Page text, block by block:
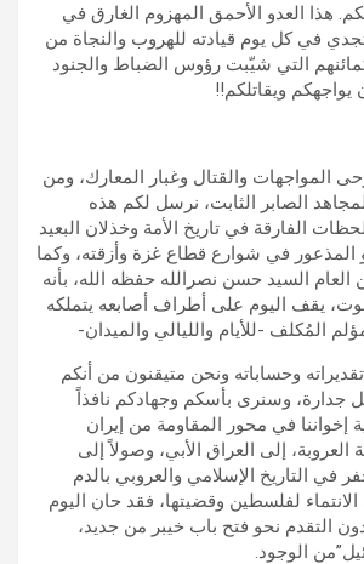
هذا العدو الأحمق المهزوم الغارق في
في كل يوم قيادته للهروب والنجاة من
التي شيّبت رؤوس الضباط والجنود
يواجهكم ويقاتلكم!!
المواجهات والقتال وغبار المعارك، ومن
الصابر الثابت، نرسل لكم هذه
الفارقة في تاريخ الأمة وخذلان البعيد
المذعور في شوارع قطاع غزة وأزقته، وكما
السيد حسن نصرالله حفظه الله، بأنه
يقف اليوم على أطراف أصابعه يتملكه
المُكلف -للأيام والليالي والميدان-
وحساباته ونحن متيقنون من أنكم
جدارة، وسنرى بأسكم وجهادكم نافذاً
إخواننا في محور المقاومة من إيران
العروبة، إلى العراق الأبي، وصولاً إلى
في التاريخ الإسلامي والعروبي بالدم
الانتماء لفلسطين وقضيتها، فقد حان اليوم
التقدم نحو فتح باب خيبر من جديد،
الوجود.